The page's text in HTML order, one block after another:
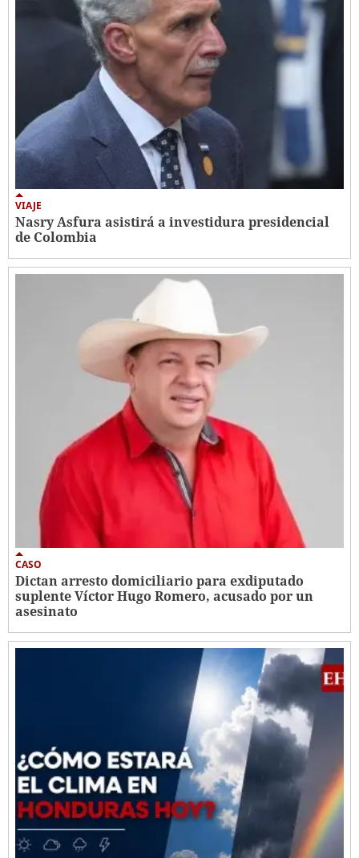
VIAJE
Nasry Asfura asistirá a investidura presidencial
de Colombia
CASO
Dictan arresto domiciliario para exdiputado
suplente Víctor Hugo Romero, acusado por un
asesinato